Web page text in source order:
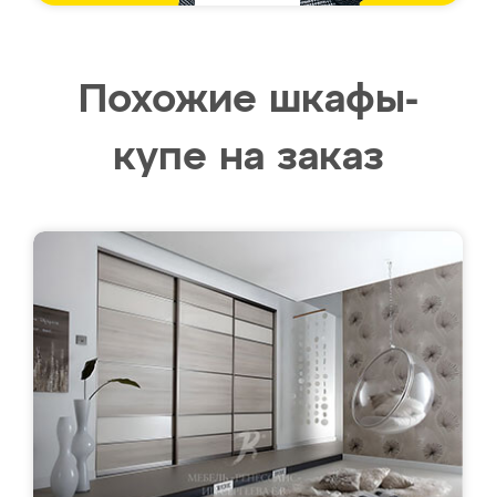
Похожие шкафы-
купе на заказ